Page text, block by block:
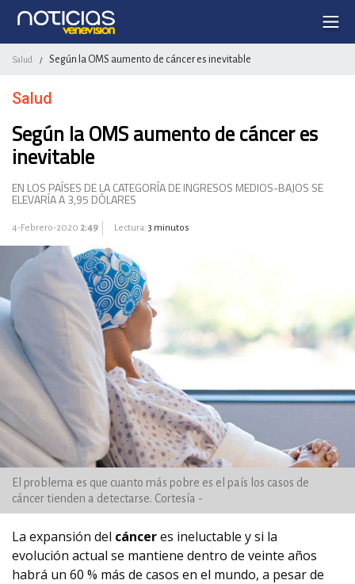
Salud / Según la OMS aumento de cáncer es inevitable
Salud
Según la OMS aumento de cáncer es
inevitable
EN LOS PAÍSES DE LA CATEGORÍA DE INGRESOS MEDIOS-BAJOS SE
ELEVARÍA A 3,95 DÓLARES
4-Febrero-2020 2:49 Lectura: 3 minutos
El problema es que cuanto más pobre es el país los casos de
cáncer tienden a detectarse. Cortesía -
La expansión del cánceres ineluctable y si la
evolución actual se mantiene dentro de veinte años
habrá un 60 % más de casos en el mundo, a pesar de